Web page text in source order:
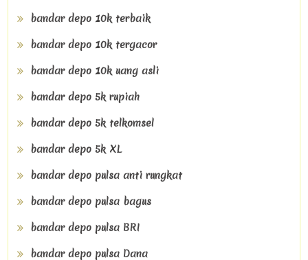
bandar depo 10k terbaik
bandar depo 10k tergacor
bandar depo 10k uang asli
bandar depo 5k rupiah
bandar depo 5k telkomsel
bandar depo 5k XL
bandar depo pulsa anti rungkat
bandar depo pulsa bagus
bandar depo pulsa BRI
bandar depo pulsa Dana